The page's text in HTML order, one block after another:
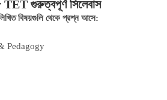
গুরুত্বপূর্ণ সিলেবাস
বিষয়গুলি থেকে প্রশ্ন আসে:
Pedagogy